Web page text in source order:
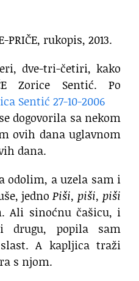
PRIČE, rukopis, 2013.
dve-tri-četiri, kako
Zorice Sentić. Po
dogovorila sa nekom
ovih dana uglavnom
dana.
odolim, a uzela sam i
jedno Piši, piši, piši
Ali sinoćnu čašicu, i
drugu, popila sam
A kapljica traži
s njom.